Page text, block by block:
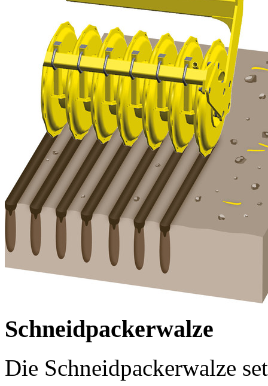
Schneidpackerwalze
Die Schneidpackerwalze